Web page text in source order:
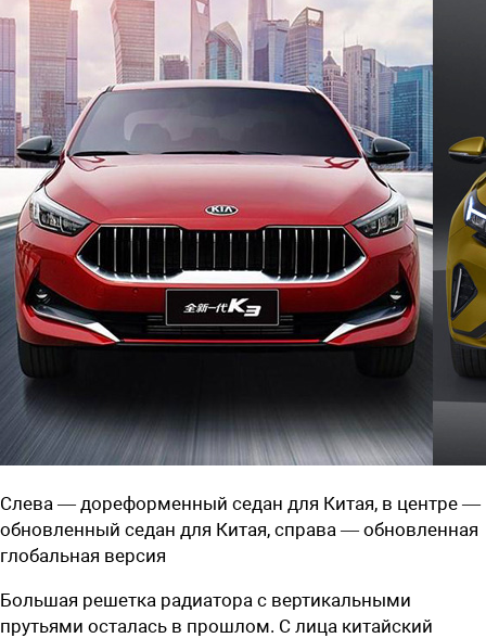
Слева — дореформенный седан для Китая, в центре —
обновленный седан для Китая, справа — обновленная
глобальная версия
Большая решетка радиатора с вертикальными
прутьями осталась в прошлом. С лица китайский